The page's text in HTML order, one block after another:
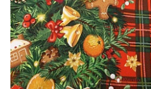
Секретная рассылка
Мы публикуем
промокоды и